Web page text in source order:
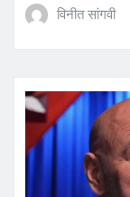
विनीत सांगवी